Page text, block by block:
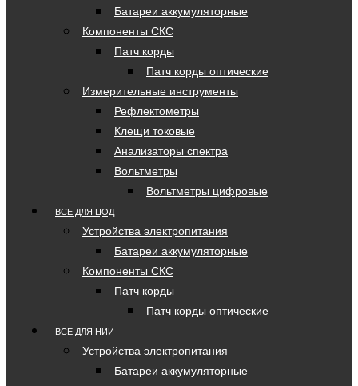
Батареи аккумуляторные
Компоненты СКС
Патч корды
Патч корды оптические
Измерительные инструменты
Рефлектометры
Клещи токовые
Анализаторы спектра
Вольтметры
Вольтметры цифровые
ВСЕ ДЛЯ ЦОД
Устройства электропитания
Батареи аккумуляторные
Компоненты СКС
Патч корды
Патч корды оптические
ВСЕ ДЛЯ НИИ
Устройства электропитания
Батареи аккумуляторные